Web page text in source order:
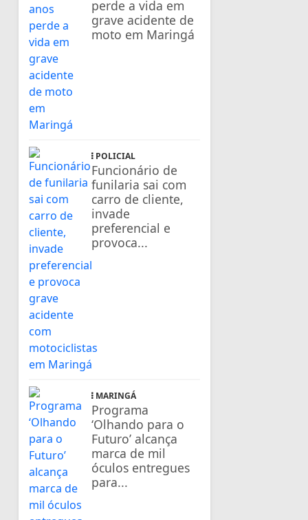
perde a vida em
grave acidente de
moto em Maringá
POLICIAL
Funcionário de
funilaria sai com
carro de cliente,
invade
preferencial e
provoca...
MARINGÁ
Programa
‘Olhando para o
Futuro’ alcança
marca de mil
óculos entregues
para...